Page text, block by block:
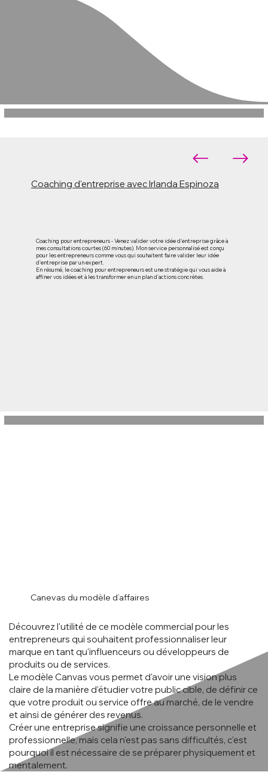
Coaching d'entreprise avec Irlanda Espinoza
Coaching pour entrepreneurs - Venez valider votre idée d'entreprise grâce à
mes consultations courtes (60 minutes). Mon service personnalisé est conçu
pour les entrepreneurs comme vous qui souhaitent faire valider leur idée
d'entreprise par un expert.
En résumé, le coaching pour entrepreneurs est une stratégie qui vous aide à
affiner vos idées et à les transformer en un plan d'actions concrètes.
Canevas du modèle d’affaires
Découvrez l'utilité de ce modèle commercial pour les
entrepreneurs qui souhaitent professionnaliser leur
marque en tant qu'influenceurs ou développeurs de
produits ou de services.
Le modèle Canvas vous permet d'avoir une vision plus
claire de la manière d'étudier votre public cible, de définir ce
que votre produit ou service offre au marché, de le vendre
et ainsi de générer des revenus.
Créer une entreprise signifie une croissance personnelle et
professionnelle, mais cela n'est pas sans difficultés, c'est
pourquoi il est nécessaire de se préparer physiquement et
mentalement.